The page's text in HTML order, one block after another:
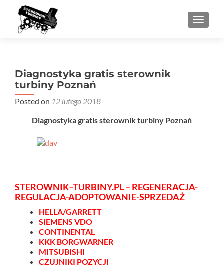
Diagnostyka gratis sterownik
turbiny Poznań
Posted on 12 lutego 2018
Diagnostyka gratis sterownik turbiny Poznań
STEROWNIK–TURBINY.PL – REGENERACJA-
REGULACJA-ADOPTOWANIE-SPRZEDAŻ
HELLA/GARRETT
SIEMENS VDO
CONTINENTAL
KKK BORGWARNER
MITSUBISHI
CZUJNIKI POZYCJI